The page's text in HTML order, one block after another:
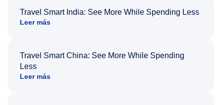
Travel Smart India: See More While Spending Less
Leer más
Travel Smart China: See More While Spending
Less
Leer más